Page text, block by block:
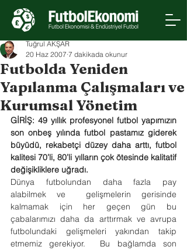
Futbolda Yeniden
Yapılanma Çalışmaları ve
Kurumsal Yönetim
Tuğrul AKŞAR
20 Haz 2007 7 dakikada okunur
GİRİŞ: 49 yıllık profesyonel futbol yapımızın
son onbeş yılında futbol pastamız giderek
büyüdü, rekabetçi düzey daha arttı, futbol
kalitesi 70’li, 80’li yılların çok ötesinde kalitatif
değişikliklere uğradı.
Dünya futbolundan daha fazla pay
alabilmek ve  gelişmelerin gerisinde
kalmamak için her geçen gün bu
çabalarımızı daha da arttırmak ve avrupa
futbolundaki gelişmeleri yakından takip
etmemiz gerekiyor.  Bu bağlamda son